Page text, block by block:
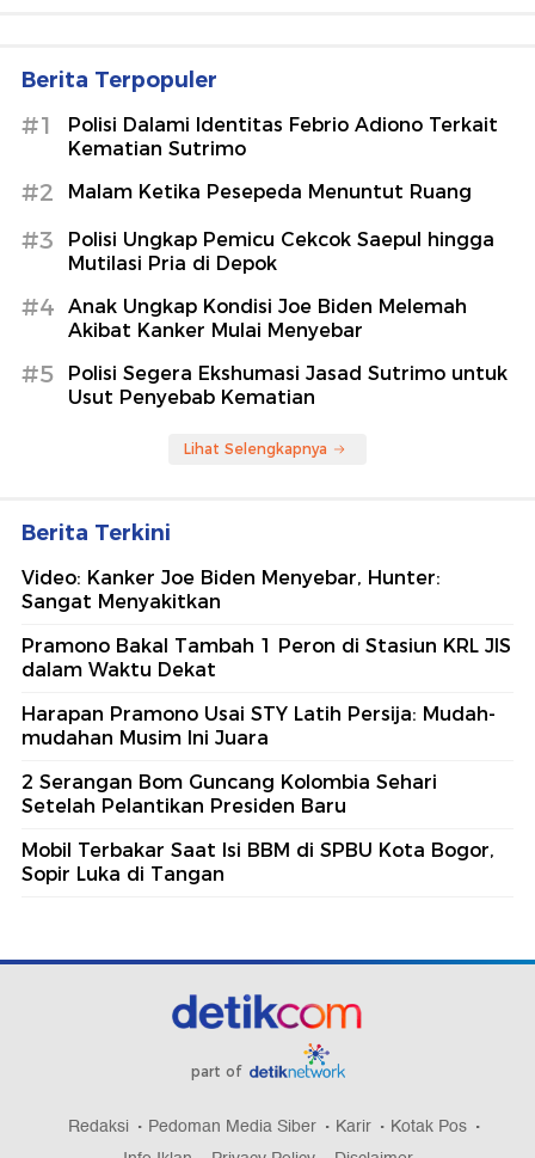
Berita Terpopuler
#1
Polisi Dalami Identitas Febrio Adiono Terkait
Kematian Sutrimo
#2 Malam Ketika Pesepeda Menuntut Ruang
#3
Polisi Ungkap Pemicu Cekcok Saepul hingga
Mutilasi Pria di Depok
#4
Anak Ungkap Kondisi Joe Biden Melemah
Akibat Kanker Mulai Menyebar
#5
Polisi Segera Ekshumasi Jasad Sutrimo untuk
Usut Penyebab Kematian
Lihat Selengkapnya
Berita Terkini
Video: Kanker Joe Biden Menyebar, Hunter:
Sangat Menyakitkan
Pramono Bakal Tambah 1 Peron di Stasiun KRL JIS
dalam Waktu Dekat
Harapan Pramono Usai STY Latih Persija: Mudah-
mudahan Musim Ini Juara
2 Serangan Bom Guncang Kolombia Sehari
Setelah Pelantikan Presiden Baru
Mobil Terbakar Saat Isi BBM di SPBU Kota Bogor,
Sopir Luka di Tangan
part of
Redaksi Pedoman Media Siber Karir
Kotak Pos